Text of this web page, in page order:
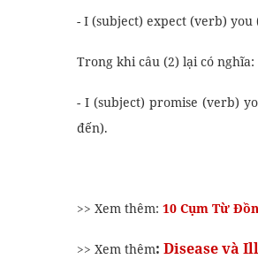
- I (subject) expect (verb) you
Trong khi câu (2) lại có nghĩa:
- I (subject) promise (verb)
đến).
>> Xem thêm: 10 Cụm Từ
>> Xem thêm: Disease và